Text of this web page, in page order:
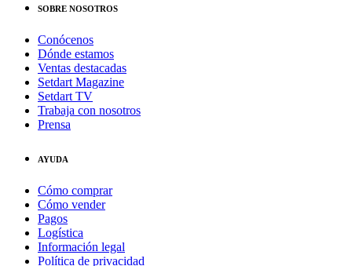
SOBRE NOSOTROS
Conócenos
Dónde estamos
Ventas destacadas
Setdart Magazine
Setdart TV
Trabaja con nosotros
Prensa
AYUDA
Cómo comprar
Cómo vender
Pagos
Logística
Información legal
Política de privacidad